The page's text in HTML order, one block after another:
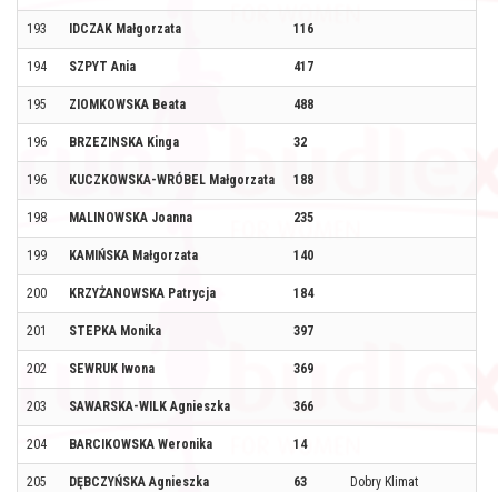
193 IDCZAK Małgorzata 116
194 SZPYT Ania 417
195 ZIOMKOWSKA Beata 488
196 BRZEZINSKA Kinga 32
196 KUCZKOWSKA-WRÓBEL Małgorzata 188
198 MALINOWSKA Joanna 235
199 KAMIŃSKA Małgorzata 140
200 KRZYŻANOWSKA Patrycja 184
201 STEPKA Monika 397
202 SEWRUK Iwona 369
203 SAWARSKA-WILK Agnieszka 366
204 BARCIKOWSKA Weronika 14
205 DĘBCZYŃSKA Agnieszka 63 Dobry Klimat